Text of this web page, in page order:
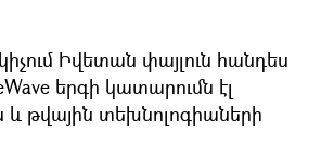
Իվետան փայլուն հանդես
երգի կատարումն էլ
և թվային տեխնոլոգիաների